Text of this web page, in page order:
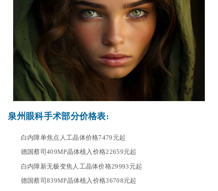
泉州眼科手术部分价格表:
白内障单焦点人工晶体价格7479元起
德国蔡司409MP晶体植入价格22659元起
白内障新无极变焦人工晶体价格29993元起
德国蔡司839MP晶体植入价格36708元起